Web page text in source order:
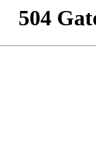
504